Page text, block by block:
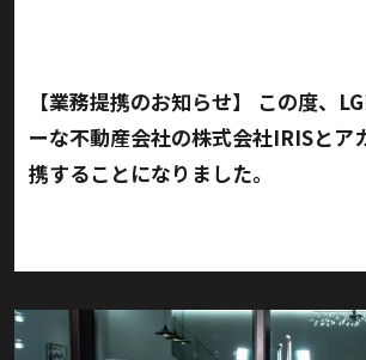
【業務提携のお知らせ】 この度、​
ーな不動産会社の株式会社IRISとア
携することになりました。